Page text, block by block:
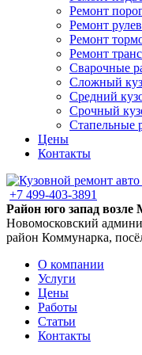
Ремонт
Ремонт
Ремонт
Ремонт
Сварочные
Сложный
Средний
Срочный
Стапельные
Цены
Контакты
+7 499-403-3891
Район юго запад
Новомосковский
район Коммунарка,
О компании
Услуги
Цены
Работы
Статьи
Контакты